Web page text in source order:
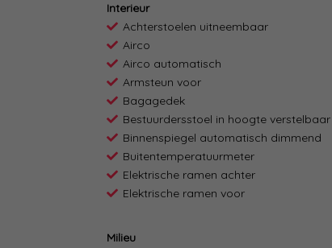
Interieur
Achterstoelen uitneembaar
Airco
Airco automatisch
Armsteun voor
Bagagedek
Bestuurdersstoel in hoogte verstelbaar
Binnenspiegel automatisch dimmend
Buitentemperatuurmeter
Elektrische ramen achter
Elektrische ramen voor
Milieu